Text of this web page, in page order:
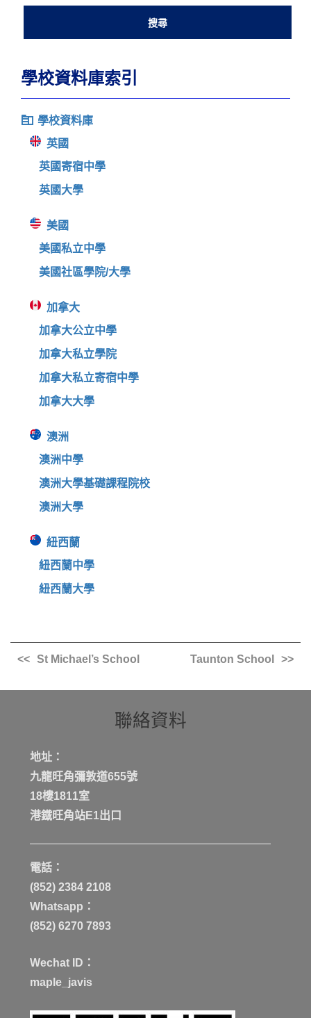
學校資料庫索引
學校資料庫
英國
英國寄宿中學
英國大學
美國
美國私立中學
美國社區學院/大學
加拿大
加拿大公立中學
加拿大私立學院
加拿大私立寄宿中學
加拿大大學
澳洲
澳洲中學
澳洲大學基礎課程院校
澳洲大學
紐西蘭
紐西蘭中學
紐西蘭大學
St Michael’s School Taunton School
聯絡資料
地址：
九龍旺角彌敦道655號
18樓1811室
港鐡旺角站E1出口
電話：
(852) 2384 2108
Whatsapp：
(852) 6270 7893
Wechat ID：
maple_javis